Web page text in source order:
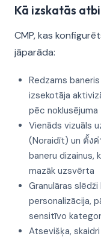
Kā izskatās
CMP, kas
jāparāda:
Redzams
izsekotāja
pēc
Vienāds vizuāls
(Noraidīt) un ตั้ง
baneru dizainus,
mazāk uzsvērta
Granulāras
personalizācija,
sensitīvo
Atsevišķa,